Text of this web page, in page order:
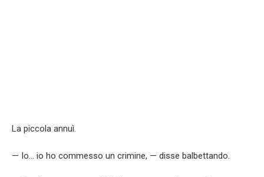
La piccola annuì.
— Io… io ho commesso un crimine, — disse balbettando.